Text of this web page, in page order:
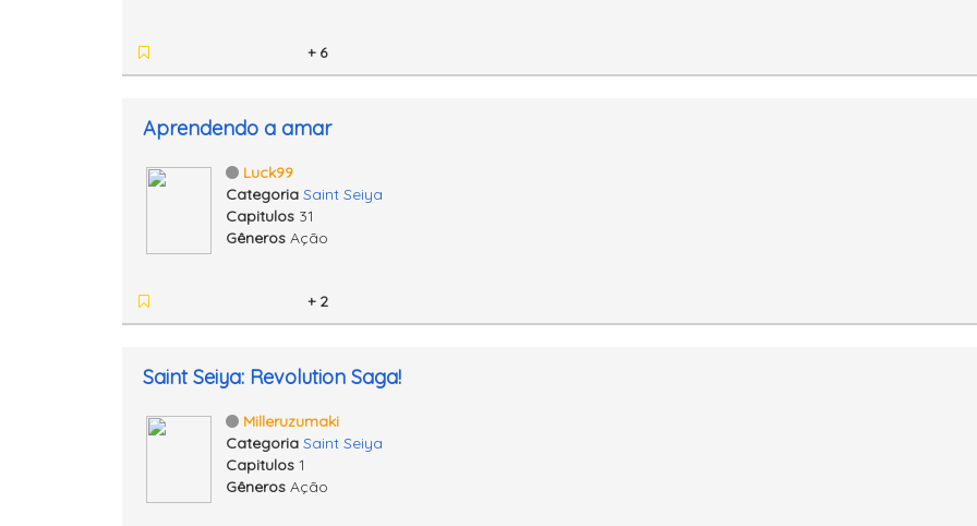
+ 6
Aprendendo a amar
Luck99
Categoria Saint Seiya
Capitulos 31
Gêneros Ação
+ 2
Saint Seiya: Revolution Saga!
Milleruzumaki
Categoria Saint Seiya
Capitulos 1
Gêneros Ação